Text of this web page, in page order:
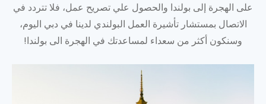
على الهجرة إلى بولندا والحصول علي تصريح عمل، فلا تتردد في
الاتصال بمستشار تأشيرة العمل البولندي لدينا في دبي اليوم،
وسنكون أكثر من سعداء لمساعدتك في الهجرة الى بولندا!